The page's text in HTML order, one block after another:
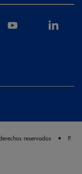
reservados
P.